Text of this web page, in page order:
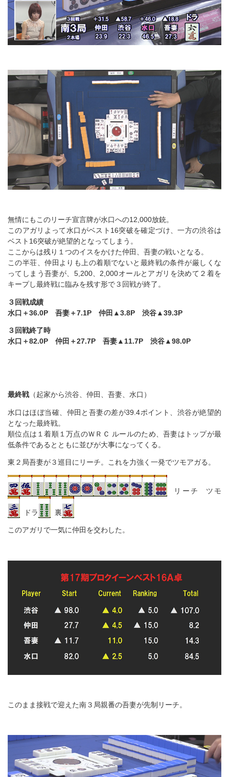
無情にもこのリーチ宣言牌が水口への12,000放銃。
このアガリよって水口がベスト16突破を確定づけ、一方の渋谷は
ベスト16突破が絶望的となってしまう。
ここからは残り１つのイスをかけた仲田、吾妻の戦いとなる。
この半荘、仲田よりも上の着順でないと最終戦の条件が厳しくな
ってしまう吾妻が、5,200、2,000オールとアガリを決めて２着を
キープし最終戦に臨みを残す形で３回戦が終了。
３回戦成績
水口＋36.0P 吾妻＋7.1P 仲田▲3.8P 渋谷▲39.3P
３回戦終了時
水口＋82.0P 仲田＋27.7P 吾妻▲11.7P 渋谷▲98.0P
最終戦 （起家から渋谷、仲田、吾妻、水口）
水口はほぼ当確、仲田と吾妻の差が39.4ポイント、渋谷が絶望的
となった最終戦。
順位点は１着順１万点のＷＲＣ ルールのため、吾妻はトップが最
低条件であるとともに並びが大事になってくる。
東２局吾妻が３巡目にリーチ。これを力強く一発でツモアガる。
リーチ ツモ
ドラ 裏
このアガリで一気に仲田を交わした。
このまま接戦で迎えた南３局親番の吾妻が先制リーチ。